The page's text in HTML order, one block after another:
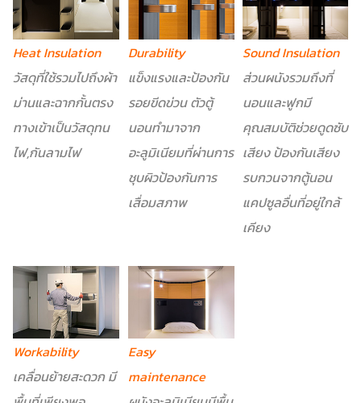
Heat Insulation
วัสดุที่ใช้รวมไปถึงผ้า
ม่านและฉากกั้นตรง
ทางเข้าเป็นวัสดุทน
ไฟ,กันลามไฟ
Durability
แข็งแรงและป้องกัน
รอยขีดข่วน ตัวตู้
นอนทำมาจาก
อะลูมิเนียมที่ผ่านการ
ชุบผิวป้องกันการ
เสื่อมสภาพ
Sound Insulation
ส่วนผนังรวมถึงที่
นอนและฟูกมี
คุณสมบัติช่วยดูดซับ
เสียง ป้องกันเสียง
รบกวนจากตู้นอน
แคปซูลอื่นที่อยู่ใกล้
เคียง
Workability
เคลื่อนย้ายสะดวก มี
Easy
maintenance